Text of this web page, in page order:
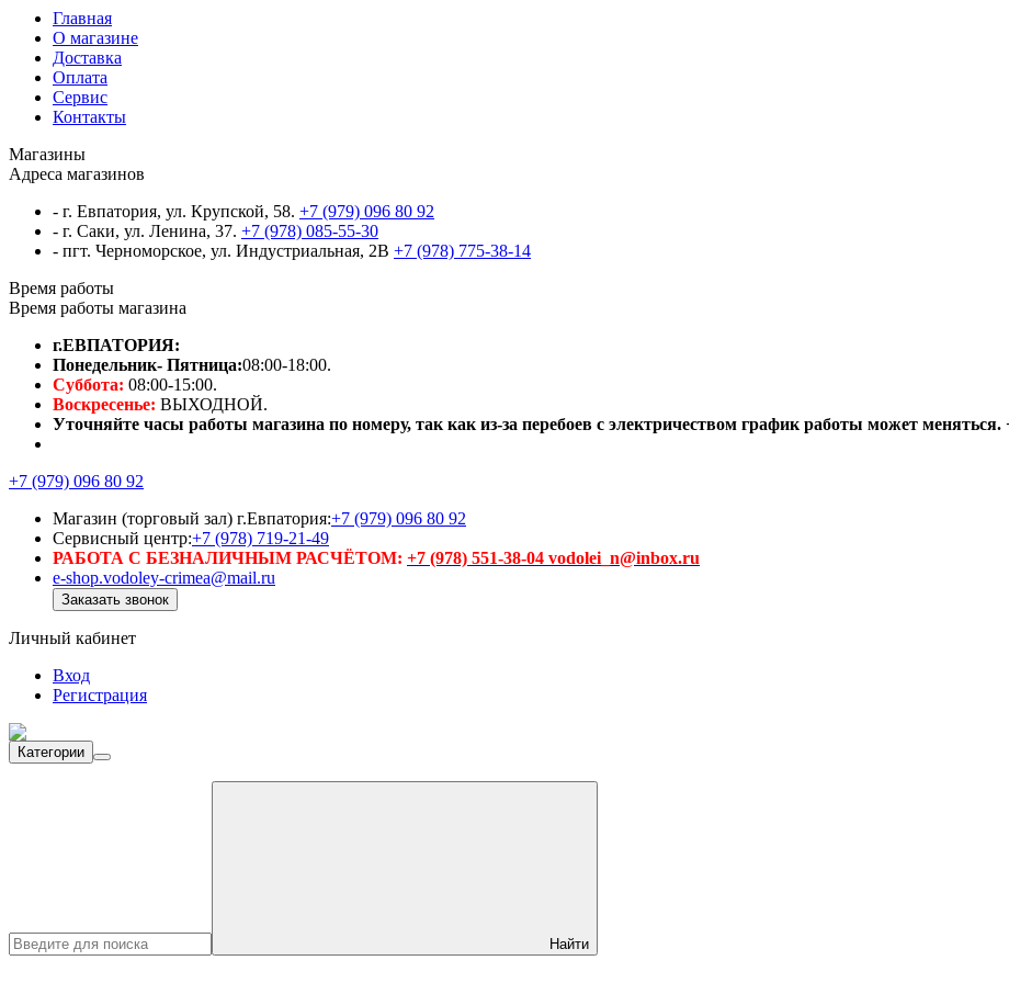
Главная
О магазине
Доставка
Оплата
Сервис
Контакты
Магазины
Адреса магазинов
- г. Евпатория, ул. Крупской, 58. +7 (979) 096 80 92
- г. Саки, ул. Ленина, 37. +7 (978) 085-55-30
- пгт. Черноморское, ул. Индустриальная, 2В +7 (978) 775-38-14
Время работы
Время работы магазина
г.ЕВПАТОРИЯ:
Понедельник- Пятница:08:00-18:00.
Суббота: 08:00-15:00.
Воскресенье: ВЫХОДНОЙ.
Уточняйте часы работы магазина по номеру, так как из-за перебоев с электричеством график работы может меняться.
+7 (979) 096 80 92
Магазин (торговый зал) г.Евпатория:+7 (979) 096 80 92
Сервисный центр:+7 (978) 719-21-49
РАБОТА С БЕЗНАЛИЧНЫМ РАСЧЁТОМ: +7 (978) 551-38-04 vodolei_n@inbox.ru
e-shop.vodoley-crimea@mail.ru
Заказать звонок
Личный кабинет
Вход
Регистрация
Категории
Найти